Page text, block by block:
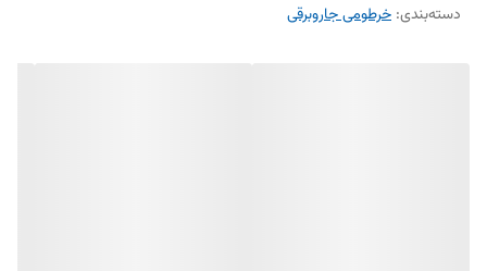
با اتصالات مورد نیاز عرضه می‌شود و به‌راحتی روی جاروبرقی پارس خزر مدل
دسته‌بندی: خرطومی جاروبرقی